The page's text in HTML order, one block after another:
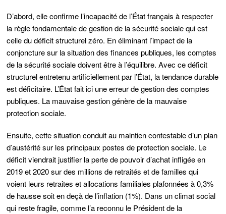
D’abord, elle confirme l’incapacité de l’État français à respecter
la règle fondamentale de gestion de la sécurité sociale qui est
celle du déficit structurel zéro. En éliminant l’impact de la
conjoncture sur la situation des finances publiques, les comptes
de la sécurité sociale doivent être à l’équilibre. Avec ce déficit
structurel entretenu artificiellement par l’État, la tendance durable
est déficitaire. L’État fait ici une erreur de gestion des comptes
publiques. La mauvaise gestion génère de la mauvaise
protection sociale.
Ensuite, cette situation conduit au maintien contestable d’un plan
d’austérité sur les principaux postes de protection sociale. Le
déficit viendrait justifier la perte de pouvoir d’achat infligée en
2019 et 2020 sur des millions de retraités et de familles qui
voient leurs retraites et allocations familiales plafonnées à 0,3%
de hausse soit en deçà de l’inflation (1%). Dans un climat social
qui reste fragile, comme l’a reconnu le Président de la